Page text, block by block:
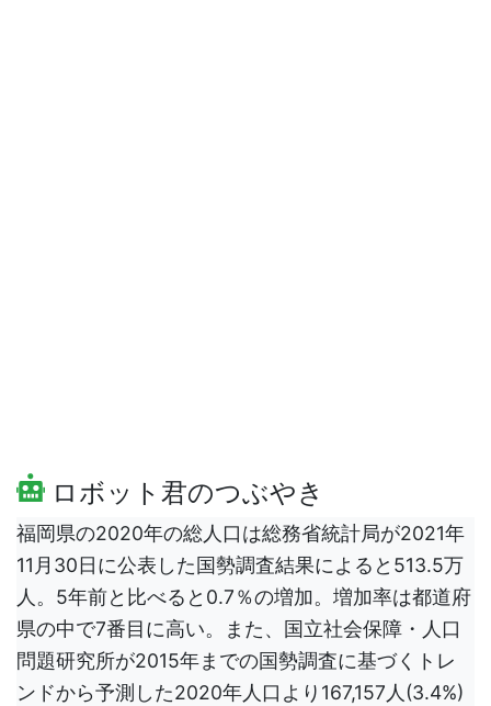
ロボット君のつぶやき
福岡県の2020年の総人口は総務省統計局が2021年
11月30日に公表した国勢調査結果によると513.5万
人。5年前と比べると0.7％の増加。増加率は都道府
県の中で7番目に高い。また、国立社会保障・人口
問題研究所が2015年までの国勢調査に基づくトレ
ンドから予測した2020年人口より167,157人(3.4%)